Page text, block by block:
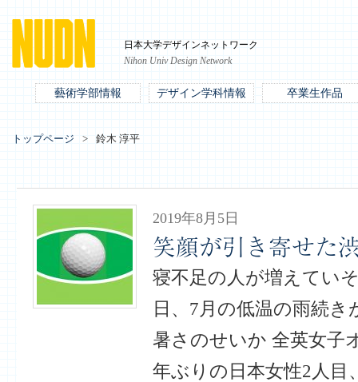
日本大学デザインネットワーク
Nihon Univ Design Network
藝術学部情報 デザイン学科情報 卒業生作品
トップページ 鈴木 淳平
2019年8月5日
笑顔が引き寄せた
寝不足の人が増えてい
日、7月の低温の雨続
暑さのせいか 全英女子
年ぶりの日本女性2人目